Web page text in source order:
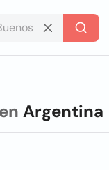
Argentina